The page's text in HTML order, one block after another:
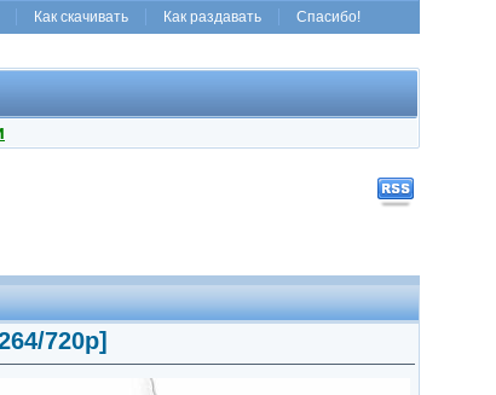
Как скачивать Как раздавать Спасибо!
720p]